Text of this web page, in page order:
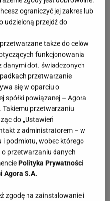
ograniczyć jej zakres lub
udzieloną przejdź do
także do celów
funkcjonowania
danymi dot. świadczonych
przetwarzanie
się w oparciu o
spółki powiązanej – Agora
Takiemu przetwarzaniu
do „Ustawień
z administratorem – w
i podmiotu, wobec którego
o przetwarzaniu danych
Polityka Prywatności
Agora S.A.
zgodę na zainstalowanie i